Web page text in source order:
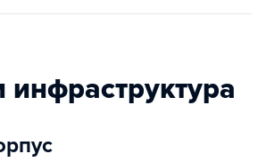
инфраструктура